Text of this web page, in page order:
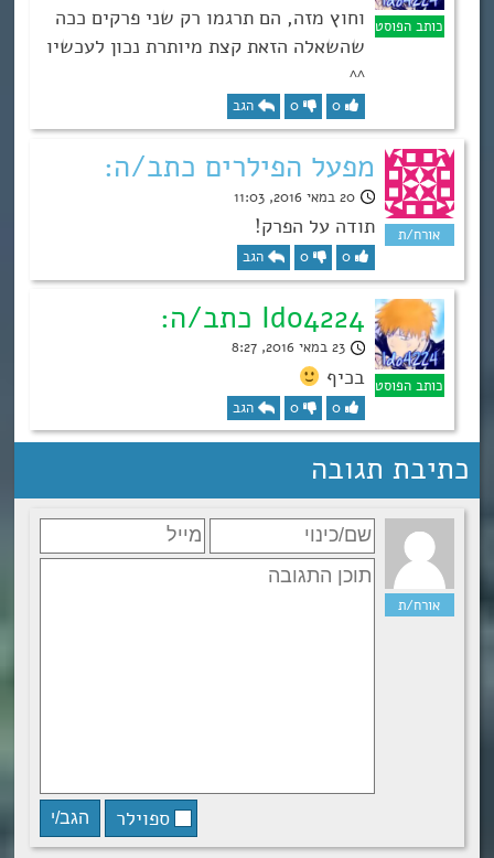
וחוץ מזה, הם תרגמו רק שני פרקים ככה
שהשאלה הזאת קצת מיותרת נכון לעכשיו
^^
0
0 הגב
מפעל הפילרים כתב/ה:
20 במאי 2016, 11:03
תודה על הפרק!
0
0 הגב
Ido4224 כתב/ה:
23 במאי 2016, 8:27
בכיף
0
0 הגב
כתיבת תגובה
ספוילר